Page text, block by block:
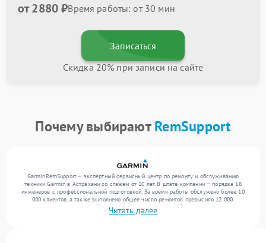
от 2880 ₽Время работы: от 30 мин
Записаться
Скидка 20% при записи на сайте
Почему выбираютRemSupport
GarminRemSupport — экспертный сервисный центр по ремонту и обслуживанию
техники Garmin в Астрахани со стажем от 10 лет. В штате компании — порядка 18
инженеров с профессиональной подготовкой. За время работы обслужено более 10
000 клиентов, а также выполнено общее число ремонтов превысило 12 000.
Ежемесячно в сервисный центр поступает от 300 устройств, включая , , . Мы
устраняем поломки любой сложности и гарантируем высокое качество обслуживания
Читать далее